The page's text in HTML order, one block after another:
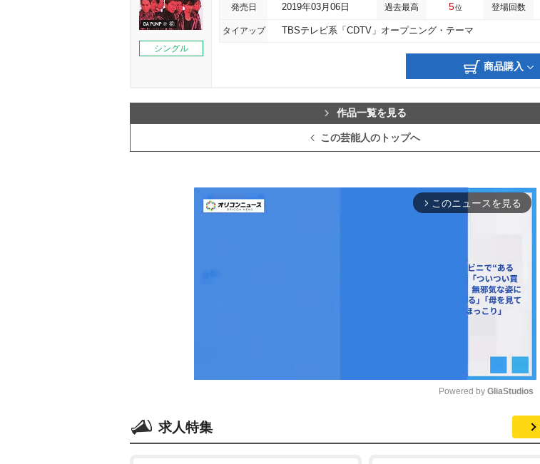
シングル
発売日 2019年03月06日 過去最高 5位 登場回数
タイアップ TBSテレビ系「CDTV」オープニング・テーマ
商品購入
作品一覧を見る
この芸能人のトップへ
arrow_forward_ios このニュースを見る
Powered by GliaStudios
求人特集